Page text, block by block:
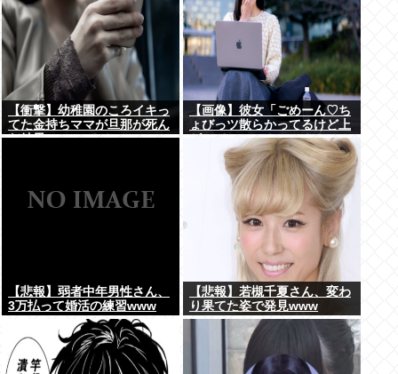
【衝撃】幼稚園のころイキっ
てた金持ちママが旦那が死ん
だ結果･････⇒！！
【画像】彼女「ごめーん♡ち
ょびっツ散らかってるけど上
がって～～～！」⇒！！
【悲報】弱者中年男性さん、
3万払って婚活の練習www
【悲報】若槻千夏さん、変わ
り果てた姿で発見www